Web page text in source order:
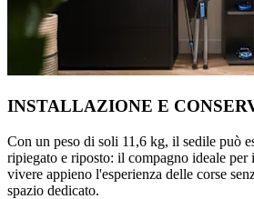
INSTALLAZIONE E
Con un peso di soli 11,6 kg, il sedile può
ripiegato e riposto: il compagno ideale per
vivere appieno l'esperienza delle corse
spazio dedicato.